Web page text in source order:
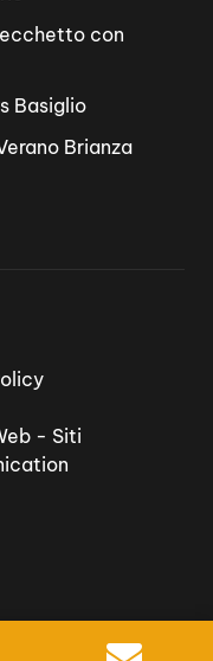
con
Basiglio
Brianza
- Siti